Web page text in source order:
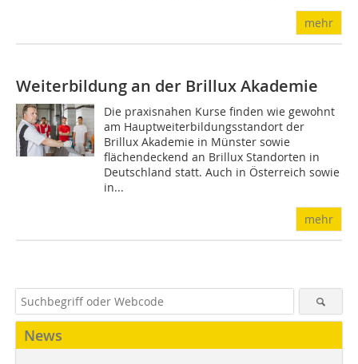
mehr
Weiterbildung an der Brillux Akademie
Die praxisnahen Kurse finden wie gewohnt
am Hauptweiterbildungsstandort der
Brillux Akademie in Münster sowie
flächendeckend an Brillux Standorten in
Deutschland statt. Auch in Österreich sowie
in...
mehr
News